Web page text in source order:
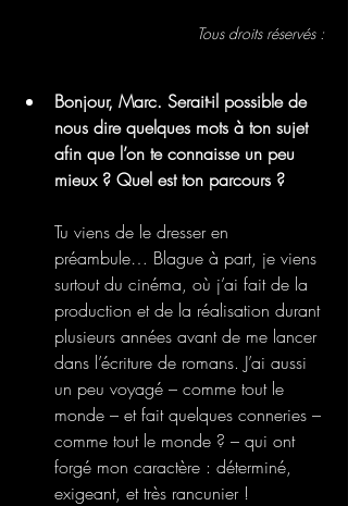
Tous droits réservés :
Bonjour, Marc. Serait-il possible de
nous dire quelques mots à ton sujet
afin que l’on te connaisse un peu
mieux ? Quel est ton parcours ?
Tu viens de le dresser en
préambule… Blague à part, je viens
surtout du cinéma, où j’ai fait de la
production et de la réalisation durant
plusieurs années avant de me lancer
dans l’écriture de romans. J’ai aussi
un peu voyagé – comme tout le
monde – et fait quelques conneries –
comme tout le monde ? – qui ont
forgé mon caractère : déterminé,
exigeant, et très rancunier !